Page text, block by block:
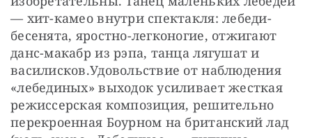
— хит-камео внутри спектакля: лебеди-
бесенята, яростно-легконогие, отжигают
данс-макабр из рэпа, танца лягушат и
василисков.Удовольствие от наблюдения
«лебединых» выходок усиливает жесткая
режиссерская композиция, решительно
перекроенная Боурном на британский лад